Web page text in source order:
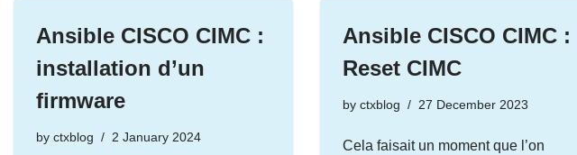
Ansible CISCO CIMC :
installation d’un
firmware
by ctxblog 2 January 2024
Ansible CISCO CIMC :
Reset CIMC
byctxblog 27 December 2023
Cela faisait un moment que l’on